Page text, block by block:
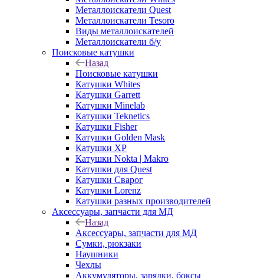
Металлоискатели Quest
Металлоискатели Tesoro
Виды металлоискателей
Металлоискатели б/у
Поисковые катушки
Назад
Поисковые катушки
Катушки Whites
Катушки Garrett
Катушки Minelab
Катушки Teknetics
Катушки Fisher
Катушки Golden Mask
Катушки XP
Катушки Nokta | Makro
Катушки для Quest
Катушки Сварог
Катушки Lorenz
Катушки разных производителей
Аксессуары, запчасти для МД
Назад
Аксессуары, запчасти для МД
Сумки, рюкзаки
Наушники
Чехлы
Аккумуляторы, зарядки, боксы